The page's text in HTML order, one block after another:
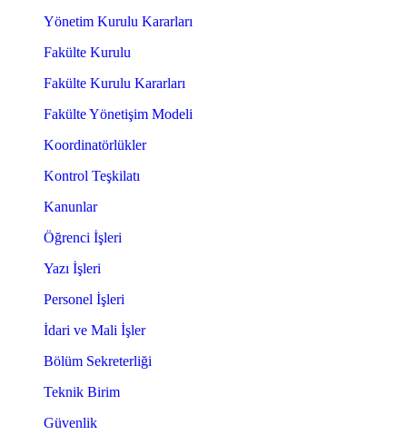
Yönetim Kurulu Kararları
Fakülte Kurulu
Fakülte Kurulu Kararları
Fakülte Yönetişim Modeli
Koordinatörlükler
Kontrol Teşkilatı
Kanunlar
Öğrenci İşleri
Yazı İşleri
Personel İşleri
İdari ve Mali İşler
Bölüm Sekreterliği
Teknik Birim
Güvenlik